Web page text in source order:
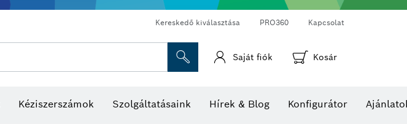
Kereskedő kiválasztása PRO360 Kapcsolat
Saját fiók Kosár
Kéziszerszámok Szolgáltatásaink Hírek & Blog Konfigurátor